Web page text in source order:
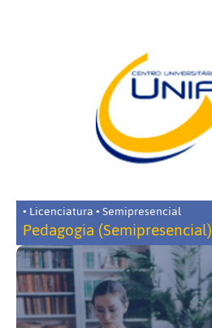
• Licenciatura • Semipresencial
Pedagogia (Semipresencial)